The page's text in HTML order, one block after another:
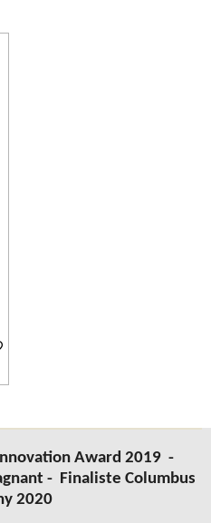
au panier
Award 2019 -
- Finaliste Columbus
2020